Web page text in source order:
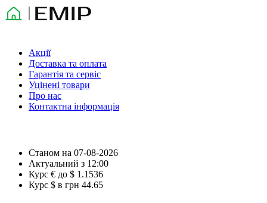
Акції
Доставка та оплата
Гарантія та сервіс
Уцінені товари
Про нас
Контактна інформація
Станом на 07-08-2026
Актуальний з 12:00
Курс € до $ 1.1536
Курс $ в грн 44.65